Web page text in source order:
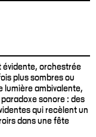
évidente, orchestrée
plus sombres ou
lumière ambivalente,
sonore : des
qui recèlent un
dans une fête